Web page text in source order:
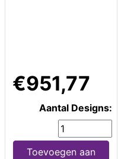
€951,77
Aantal Designs:
Toevoegen aan